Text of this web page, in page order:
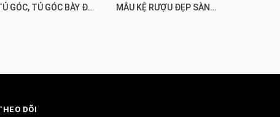
TỦ GÓC, TỦ GÓC BÀY ĐỒ PHÒNG KHÁCH DOGODONGKY.NET.VN TG13 MẪU KỆ RƯỢU ĐẸP SÀNH ĐIỆU CHO PHÒNG KHÁCH NHÀ BẠN TR25
DÕI